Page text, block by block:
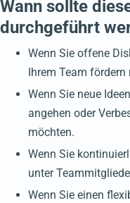
Wann sollte
durchgeführt
Wenn Sie offene
Ihrem Team
Wenn Sie neue
angehen oder
möchten.
Wenn Sie
unter
Wenn Sie einen